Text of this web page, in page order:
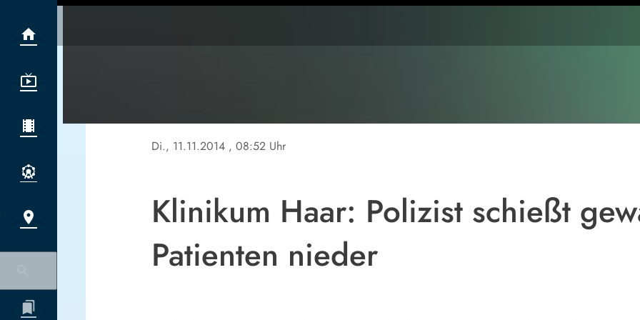
Di., 11.11.2014 , 08:52 Uhr
Klinikum Haar: Polizist schießt
Patienten nieder